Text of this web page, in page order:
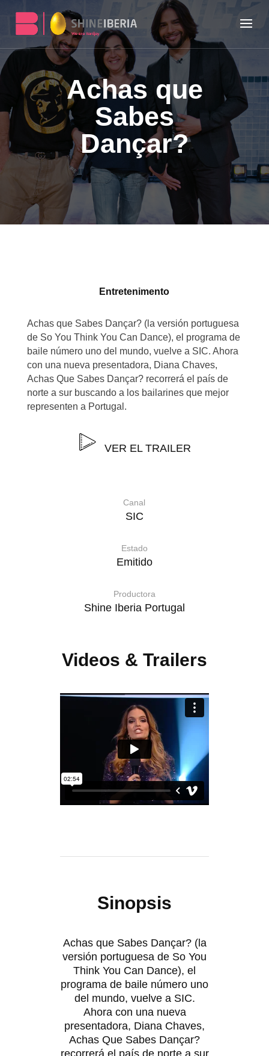
Achas que
Sabes
Dançar?
Entretenimento
Achas que Sabes Dançar? (la versión portuguesa
de So You Think You Can Dance), el programa de
baile número uno del mundo, vuelve a SIC. Ahora
con una nueva presentadora, Diana Chaves,
Achas Que Sabes Dançar? recorrerá el país de
norte a sur buscando a los bailarines que mejor
representen a Portugal.
VER EL TRAILER
Canal
SIC
Estado
Emitido
Productora
Shine Iberia Portugal
Videos & Trailers
Sinopsis
Achas que Sabes Dançar? (la
versión portuguesa de So You
Think You Can Dance), el
programa de baile número uno
del mundo, vuelve a SIC.
Ahora con una nueva
presentadora, Diana Chaves,
Achas Que Sabes Dançar?
recorrerá el país de norte a sur